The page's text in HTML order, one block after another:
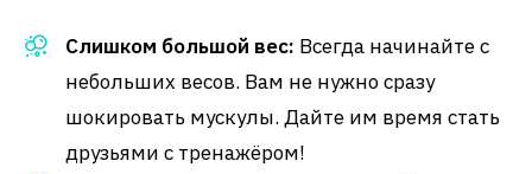
Слишком большой вес: Всегда начинайте с
небольших весов. Вам не нужно сразу
шокировать мускулы. Дайте им время стать
друзьями с тренажёром!